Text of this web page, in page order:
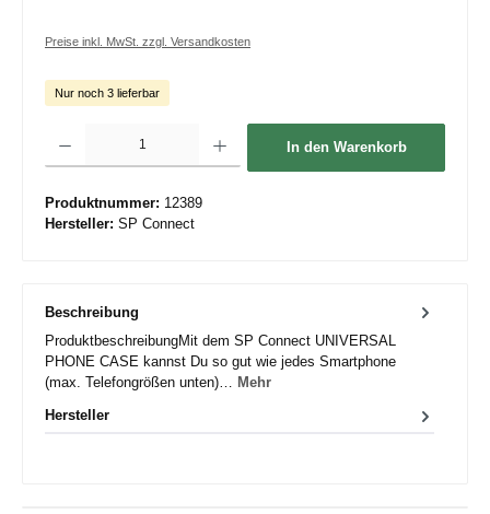
Preise inkl. MwSt. zzgl. Versandkosten
Nur noch 3 lieferbar
In den Warenkorb
Produktnummer: 12389
Hersteller: SP Connect
Beschreibung
ProduktbeschreibungMit dem SP Connect UNIVERSAL
PHONE CASE kannst Du so gut wie jedes Smartphone
(max. Telefongrößen unten)… Mehr
Hersteller